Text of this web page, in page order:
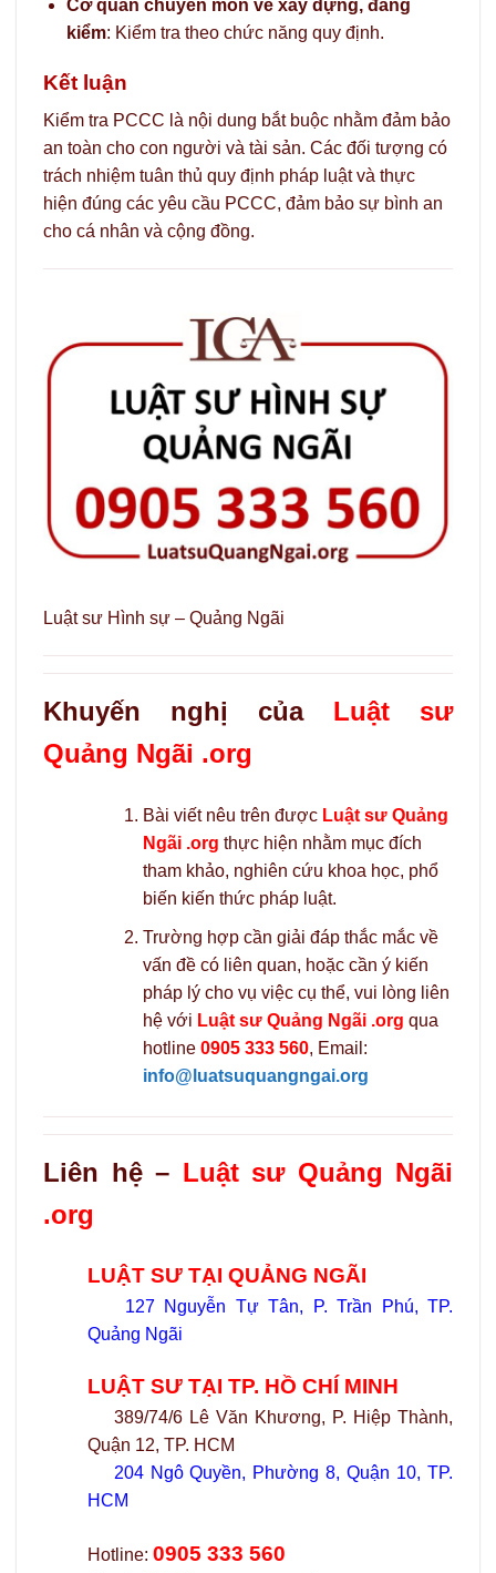
Cơ quan chuyên môn về xây dựng, đăng
kiểm: Kiểm tra theo chức năng quy định.
Kết luận
Kiểm tra PCCC là nội dung bắt buộc nhằm đảm bảo
an toàn cho con người và tài sản. Các đối tượng có
trách nhiệm tuân thủ quy định pháp luật và thực
hiện đúng các yêu cầu PCCC, đảm bảo sự bình an
cho cá nhân và cộng đồng.
Luật sư Hình sự – Quảng Ngãi
Khuyến nghị của Luật sư
Quảng Ngãi .org
Bài viết nêu trên được Luật sư Quảng
Ngãi .org thực hiện nhằm mục đích
tham khảo, nghiên cứu khoa học, phổ
biến kiến thức pháp luật.
Trường hợp cần giải đáp thắc mắc về
vấn đề có liên quan, hoặc cần ý kiến
pháp lý cho vụ việc cụ thể, vui lòng liên
hệ với Luật sư Quảng Ngãi .org qua
hotline 0905 333 560, Email:
info@luatsuquangngai.org
Liên hệ – Luật sư Quảng Ngãi
.org
LUẬT SƯ TẠI QUẢNG NGÃI
127 Nguyễn Tự Tân, P. Trần Phú, TP.
Quảng Ngãi
LUẬT SƯ TẠI TP. HỒ CHÍ MINH
389/74/6 Lê Văn Khương, P. Hiệp Thành,
Quận 12, TP. HCM
204 Ngô Quyền, Phường 8, Quận 10, TP.
HCM
Hotline: 0905 333 560